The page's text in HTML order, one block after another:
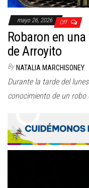
mayo 26, 2026 Off
Robaron en
de Arroyito
By NATALIA MARCHISONEY
Durante la tarde del
conocimiento de un robo